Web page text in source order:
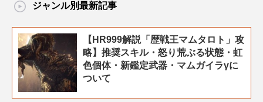
ジャンル別最新記事
【HR999解説「歴戦王マムタロト」攻
略】推奨スキル・怒り荒ぶる状態・虹
色個体・新鑑定武器・マムガイラγに
ついて